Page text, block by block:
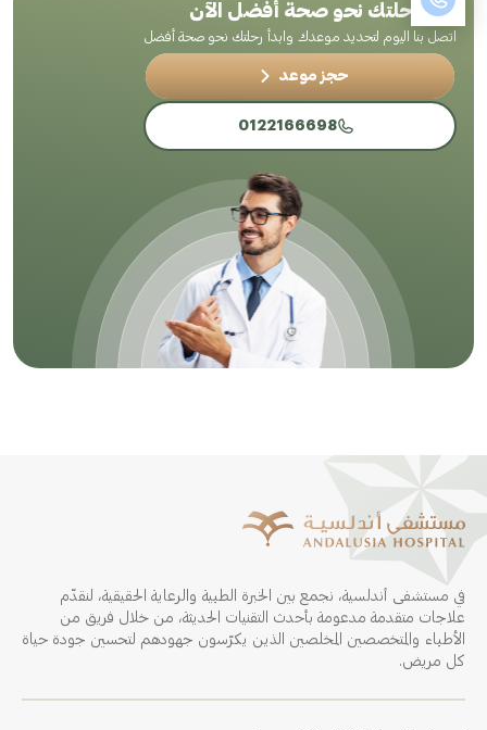
ابدأ رحلتك نحو صحة أفضل الآن
اتصل بنا اليوم لتحديد موعدك وابدأ رحلتك نحو صحة أفضل
حجز موعد
0122166698
في مستشفى أندلسية، نجمع بين الخبرة الطبية والرعاية الحقيقية، لنقدّم
علاجات متقدمة مدعومة بأحدث التقنيات الحديثة، من خلال فريق من
الأطباء والمتخصصين المخلصين الذين يكرّسون جهودهم لتحسين جودة حياة
كل مريض.